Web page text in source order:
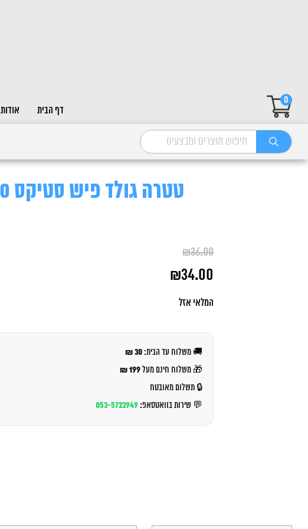
0
דף הבית
אודות
טטרה גולד פיש סטיקס 250 מל"ל
₪36.00
המקורי
₪36.00.
₪34.00
הנוכחי
המלאי אזל
🚚 משלוח עד הבית: 30 ₪
🎁 משלוח חינם מעל199 ₪
🔒 תשלום מאובטח
💬 שירות בוואטסאפ: 053-5723949